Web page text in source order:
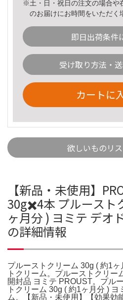
※土・日・祝日の注文の場合や
のお届けにお時間をいただく
即日出荷条件
受け取り方法・
カートに
欲しいものリ
【新品・未使用】
30g✖️4本 プルースト
ヶ月分 ) ヨミテ デオ
の詳細情報
プルーストクリーム 30g ( 約1
トクリーム。プルーストクリー
開封品 ヨミテ PROUST。プル
トクリーム 30g ( 約1ヶ月分 )
ム。【新品・未使用】【効果効